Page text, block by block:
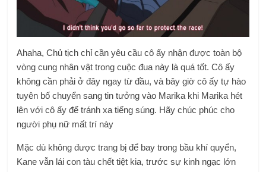
Ahaha, Chủ tịch chỉ cần yêu cầu cô ấy nhận được toàn bộ
vòng cung nhân vật trong cuộc đua này là quá tốt. Cô ấy
không cần phải ở đây ngay từ đầu, và bây giờ cô ấy tự hào
tuyên bố chuyển sang tin tưởng vào Marika khi Marika hét
lên với cô ấy để tránh xa tiếng súng. Hãy chúc phúc cho
người phụ nữ mất trí này
Mặc dù không được trang bị để bay trong bầu khí quyển,
Kane vẫn lái con tàu chết tiệt kia, trước sự kinh ngạc lớn